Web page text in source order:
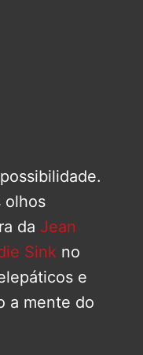
olhos
da Jean
Sink no
e
a mente do